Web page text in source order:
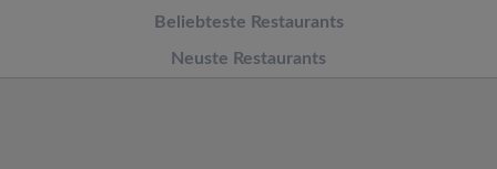
Beliebteste Restaurants
Neuste Restaurants